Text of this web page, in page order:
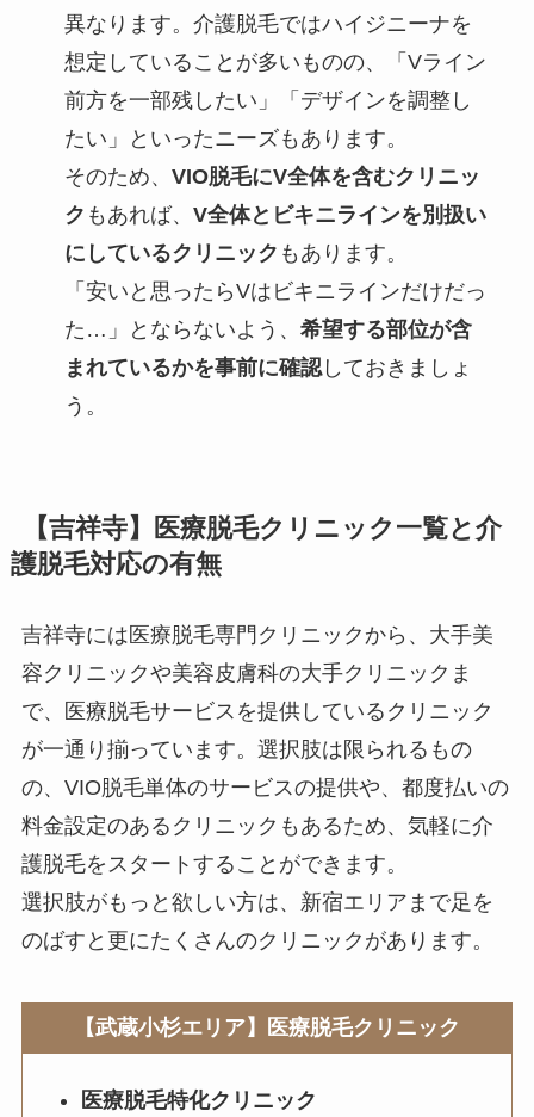
異なります。介護脱毛ではハイジニーナを
想定していることが多いものの、「Vライン
前方を一部残したい」「デザインを調整し
たい」といったニーズもあります。
そのため、 VIO脱毛にV全体を含むクリニッ
ク もあれば、 V全体とビキニラインを別扱い
にしているクリニック もあります。
「安いと思ったらVはビキニラインだけだっ
た…」とならないよう、 希望する部位が含
まれているかを事前に確認しておきましょ
う。
【吉祥寺】医療脱毛クリニック一覧と介
護脱毛対応の有無
吉祥寺には医療脱毛専門クリニックから、大手美
容クリニックや美容皮膚科の大手クリニックま
で、医療脱毛サービスを提供しているクリニック
が一通り揃っています。選択肢は限られるもの
の、VIO脱毛単体のサービスの提供や、都度払いの
料金設定のあるクリニックもあるため、気軽に介
護脱毛をスタートすることができます。
選択肢がもっと欲しい方は、新宿エリアまで足を
のばすと更にたくさんのクリニックがあります。
【武蔵小杉エリア】医療脱毛クリニック
医療脱毛特化クリニック